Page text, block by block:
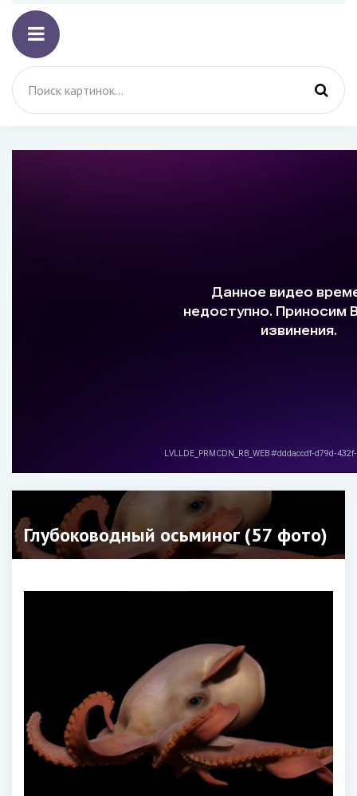
Глубоководный осьминог (57 фото)